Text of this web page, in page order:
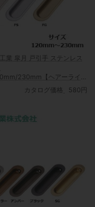
業 皐月 戸引手 ステンレス
230mm【ヘアーライ
シルバー/フラットゴール
カタログ価格 580円